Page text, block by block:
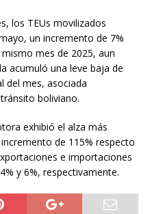
los TEUs movilizados
un incremento de 7%
mes de 2025, aun
acumuló una leve baja de
del mes, asociada
boliviano.
exhibió el alza más
de 115% respecto
e importaciones
y 6%, respectivamente.